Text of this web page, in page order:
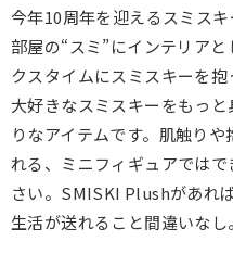
今年10周年を迎えるスミスキ
部屋の“スミ”にインテリア
クスタイムにスミスキーを
大好きなスミスキーをもっ
りなアイテムです。肌触り
れる、ミニフィギュアでは
さい。SMISKI Plushがあれ
生活が送れること間違いなし。